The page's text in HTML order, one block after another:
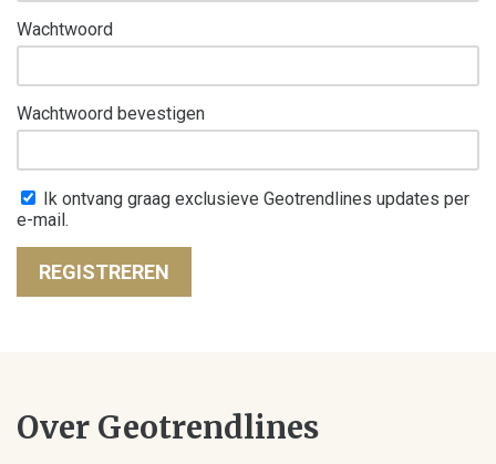
Wachtwoord
Wachtwoord bevestigen
Ik ontvang graag exclusieve Geotrendlines updates per
e-mail.
REGISTREREN
Over Geotrendlines